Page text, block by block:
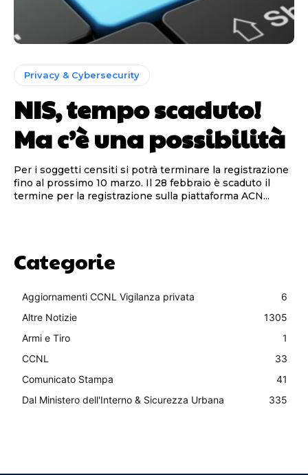
Privacy & Cybersecurity
NIS, tempo scaduto!
Ma c’è una possibilità
Per i soggetti censiti si potrà terminare la registrazione
fino al prossimo 10 marzo. Il 28 febbraio è scaduto il
termine per la registrazione sulla piattaforma ACN...
Categorie
Aggiornamenti CCNL Vigilanza privata
6
Altre Notizie
1305
Armi e Tiro
1
CCNL
33
Comunicato Stampa
41
Dal Ministero dell'Interno & Sicurezza Urbana
335